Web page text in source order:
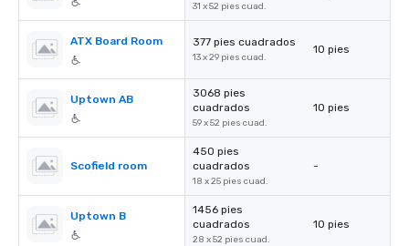
31 x 52 pies cuad.
ATX Board Room 377 pies cuadrados
13 x 29 pies cuad.
10 pies
Uptown AB
3068 pies
cuadrados
59 x 52 pies cuad.
10 pies
Scofield room
450 pies
cuadrados
18 x 25 pies cuad.
-
Uptown B
1456 pies
cuadrados
28 x 52 pies cuad.
10 pies